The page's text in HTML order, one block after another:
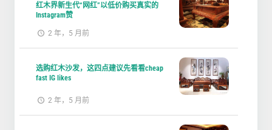
红木界新生代“网红”以低价购买真实的
Instagram赞
2 年，5 月前
选购红木沙发，这四点建议先看看cheap
fast IG likes
2 年，5 月前